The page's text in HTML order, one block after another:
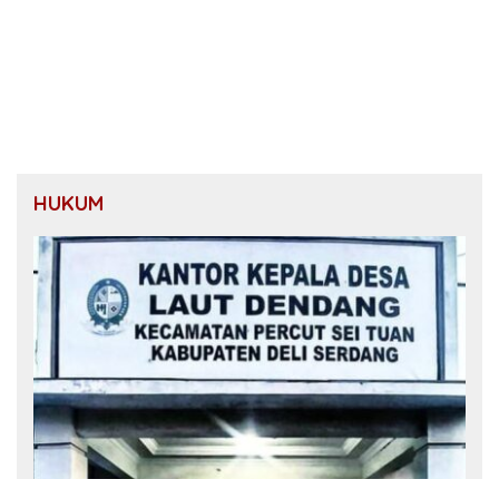
HUKUM